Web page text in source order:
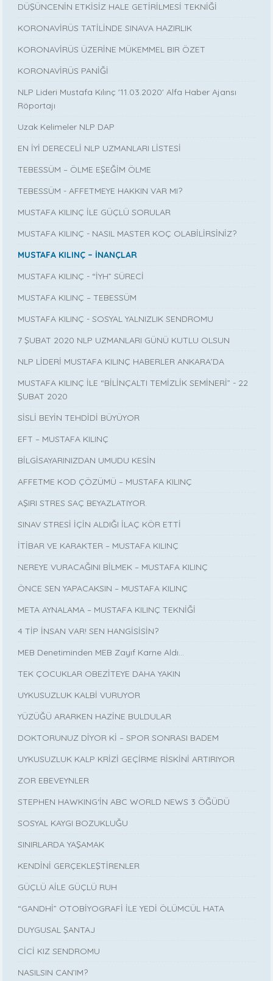
DÜŞÜNCENİN ETKİSİZ HALE GETİRİLMESİ TEKNİĞİ
KORONAVİRÜS TATİLİNDE SINAVA HAZIRLIK
KORONAVİRÜS ÜZERİNE MÜKEMMEL BIR ÖZET
KORONAVİRÜS PANİĞİ
NLP Lideri Mustafa Kılınç '11.03.2020' Alfa Haber Ajansı
Röportajı
Uzak Kelimeler NLP DAP
EN İYİ DERECELİ NLP UZMANLARI LİSTESİ
TEBESSÜM – ÖLME EŞEĞİM ÖLME
TEBESSÜM - AFFETMEYE HAKKIN VAR MI?
MUSTAFA KILINÇ İLE GÜÇLÜ SORULAR
MUSTAFA KILINÇ - NASIL MASTER KOÇ OLABİLİRSİNİZ?
MUSTAFA KILINÇ – İNANÇLAR
MUSTAFA KILINÇ - “İYH” SÜRECİ
MUSTAFA KILINÇ – TEBESSÜM
MUSTAFA KILINÇ - SOSYAL YALNIZLIK SENDROMU
7 ŞUBAT 2020 NLP UZMANLARI GÜNÜ KUTLU OLSUN
NLP LİDERİ MUSTAFA KILINÇ HABERLER ANKARA’DA
MUSTAFA KILINÇ İLE “BİLİNÇALTI TEMİZLİK SEMİNERİ” - 22
ŞUBAT 2020
SİSLİ BEYİN TEHDİDİ BÜYÜYOR
EFT – MUSTAFA KILINÇ
BİLGİSAYARINIZDAN UMUDU KESİN
AFFETME KOD ÇÖZÜMÜ – MUSTAFA KILINÇ
AŞIRI STRES SAÇ BEYAZLATIYOR.
SINAV STRESİ İÇİN ALDIĞI İLAÇ KÖR ETTİ
İTİBAR VE KARAKTER – MUSTAFA KILINÇ
NEREYE VURACAĞINI BİLMEK – MUSTAFA KILINÇ
ÖNCE SEN YAPACAKSIN – MUSTAFA KILINÇ
META AYNALAMA – MUSTAFA KILINÇ TEKNİĞİ
4 TİP İNSAN VAR! SEN HANGİSİSİN?
MEB Denetiminden MEB Zayıf Karne Aldı…
TEK ÇOCUKLAR OBEZİTEYE DAHA YAKIN
UYKUSUZLUK KALBİ VURUYOR
YÜZÜĞÜ ARARKEN HAZİNE BULDULAR
DOKTORUNUZ DİYOR Kİ – SPOR SONRASI BADEM
UYKUSUZLUK KALP KRİZİ GEÇİRME RİSKİNİ ARTIRIYOR
ZOR EBEVEYNLER
STEPHEN HAWKING‘İN ABC WORLD NEWS 3 ÖĞÜDÜ
SOSYAL KAYGI BOZUKLUĞU
SINIRLARDA YAŞAMAK
KENDİNİ GERÇEKLEŞTİRENLER
GÜÇLÜ AİLE GÜÇLÜ RUH
“GANDHİ” OTOBİYOGRAFİ İLE YEDİ ÖLÜMCÜL HATA
DUYGUSAL ŞANTAJ
CİCİ KIZ SENDROMU
NASILSIN CAN’IM?